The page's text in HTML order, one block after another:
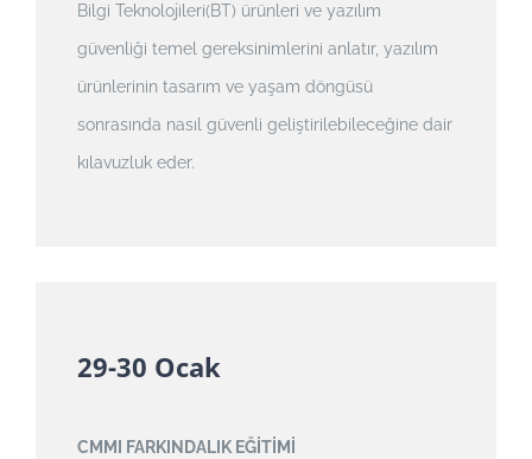
Bilgi Teknolojileri(BT) ürünleri ve yazılım
güvenliği temel gereksinimlerini anlatır, yazılım
ürünlerinin tasarım ve yaşam döngüsü
sonrasında nasıl güvenli geliştirilebileceğine dair
kılavuzluk eder.
29-30 Ocak
CMMI FARKINDALIK EĞİTİMİ